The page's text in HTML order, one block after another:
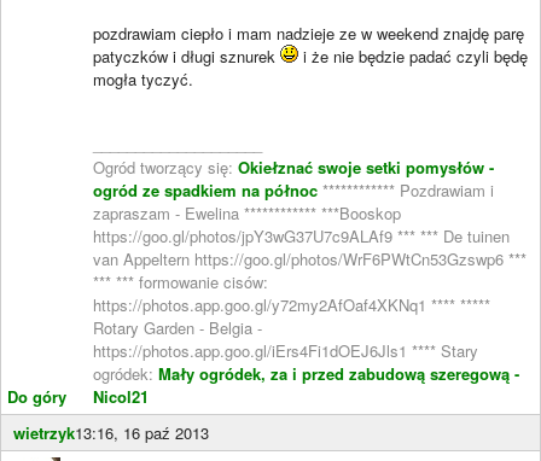
Do góry
pozdrawiam ciepło i mam nadzieje ze w weekend znajdę parę
patyczków i długi sznurek
i że nie będzie padać czyli będę
mogła tyczyć.
Ogród tworzący się: Okiełznać swoje setki pomysłów -
ogród ze spadkiem na północ ************ Pozdrawiam i
zapraszam - Ewelina ************ ***Booskop
https://goo.gl/photos/jpY3wG37U7c9ALAf9 *** *** De tuinen
van Appeltern https://goo.gl/photos/WrF6PWtCn53Gzswp6 ***
*** *** formowanie cisów:
https://photos.app.goo.gl/y72my2AfOaf4XKNq1 **** *****
Rotary Garden - Belgia -
https://photos.app.goo.gl/iErs4Fi1dOEJ6Jls1 **** Stary
ogródek: Mały ogródek, za i przed zabudową szeregową -
Nicol21
wietrzyk13:16, 16 paź 2013